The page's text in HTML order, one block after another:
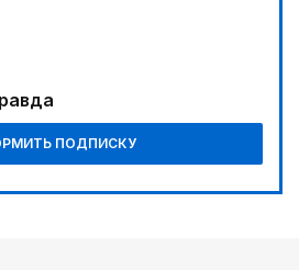
2, Phygital Football и Phygital
фигурант «титанового»
ПОДПИСКУ